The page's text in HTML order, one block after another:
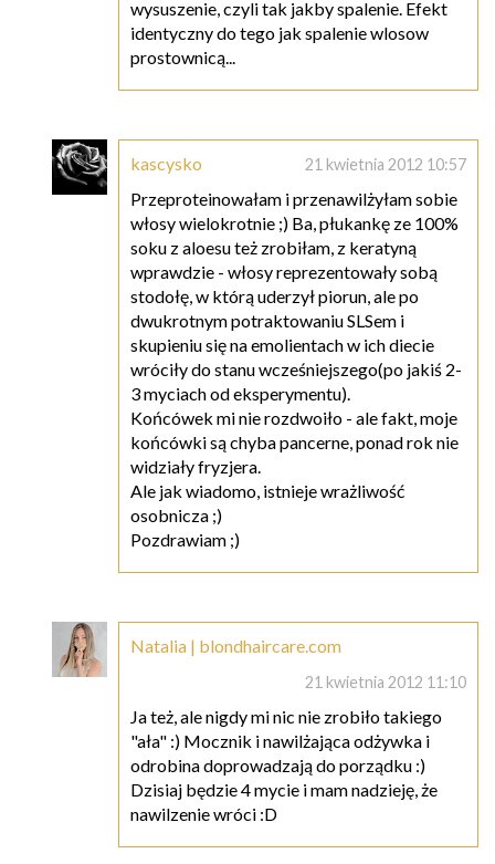
wysuszenie, czyli tak jakby spalenie. Efekt
identyczny do tego jak spalenie wlosow
prostownicą...
kascysko 21 kwietnia 2012 10:57
Przeproteinowałam i przenawilżyłam sobie
włosy wielokrotnie ;) Ba, płukankę ze 100%
soku z aloesu też zrobiłam, z keratyną
wprawdzie - włosy reprezentowały sobą
stodołę, w którą uderzył piorun, ale po
dwukrotnym potraktowaniu SLSem i
skupieniu się na emolientach w ich diecie
wróciły do stanu wcześniejszego(po jakiś 2-
3 myciach od eksperymentu).
Końcówek mi nie rozdwoiło - ale fakt, moje
końcówki są chyba pancerne, ponad rok nie
widziały fryzjera.
Ale jak wiadomo, istnieje wrażliwość
osobnicza ;)
Pozdrawiam ;)
Natalia | blondhaircare.com
21 kwietnia 2012 11:10
Ja też, ale nigdy mi nic nie zrobiło takiego
"ała" :) Mocznik i nawilżająca odżywka i
odrobina doprowadzają do porządku :)
Dzisiaj będzie 4 mycie i mam nadzieję, że
nawilzenie wróci :D